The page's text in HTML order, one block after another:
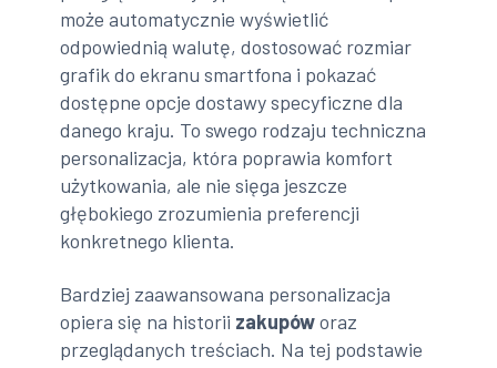
może automatycznie wyświetlić
odpowiednią walutę, dostosować rozmiar
grafik do ekranu smartfona i pokazać
dostępne opcje dostawy specyficzne dla
danego kraju. To swego rodzaju techniczna
personalizacja, która poprawia komfort
użytkowania, ale nie sięga jeszcze
głębokiego zrozumienia preferencji
konkretnego klienta.
Bardziej zaawansowana personalizacja
opiera się na historii zakupóworaz
przeglądanych treściach. Na tej podstawie